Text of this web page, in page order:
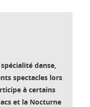
danse,
spectacles lors
à certains
et la Nocturne